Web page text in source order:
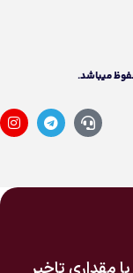
ميباشد.